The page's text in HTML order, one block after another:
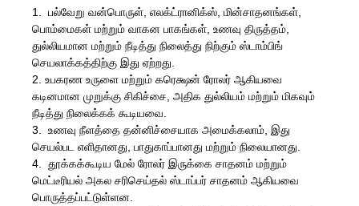
1. பல்வேறு வன்பொருள், எலக்ட்ரானிக்ஸ், மின்சாதனங்கள்,
பொம்மைகள் மற்றும் வாகன பாகங்கள், உணவு திருத்தம்,
துல்லியமான மற்றும் நீடித்து நிலைத்து நிற்கும் ஸ்டாம்பிங்
செயலாக்கத்திற்கு இது ஏற்றது.
2. உபகரண உருளை மற்றும் கரெக்ஷன் ரோலர் ஆகியவை
கடினமான முறுக்கு சிகிச்சை, அதிக துல்லியம் மற்றும் மிகவும்
நீடித்து நிலைக்கக் கூடியவை.
3. உணவு நீளத்தை தன்னிச்சையாக அமைக்கலாம், இது
செயல்பட எளிதானது, பாதுகாப்பானது மற்றும் நிலையானது.
4. தூக்கக்கூடிய மேல் ரோலர் இருக்கை சாதனம் மற்றும்
மெட்டீரியல் அகல சரிசெய்தல் ஸ்டாப்பர் சாதனம் ஆகியவை
பொருத்தப்பட்டுள்ளன.